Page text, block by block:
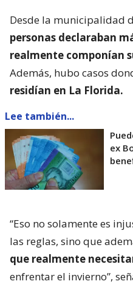
Desde la municipalidad
personas declaraban
realmente componían
Además, hubo casos
residían en La Florida.
Lee también...
ex
“Eso no solamente es
las reglas, sino que
que realmente
enfrentar el invierno”,